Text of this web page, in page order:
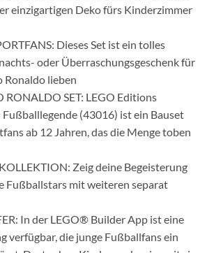
einzigartigen Deko fürs Kinderzimmer
Dieses Set ist ein tolles
oder Überraschungsgeschenk für
Ronaldo lieben
RONALDO SET: LEGO Editions
(43016) ist ein Bauset
ab 12 Jahren, das die Menge toben
Zeig deine Begeisterung
Fußballstars mit weiteren separat
In der LEGO® Builder App ist eine
verfügbar, die junge Fußballfans ein